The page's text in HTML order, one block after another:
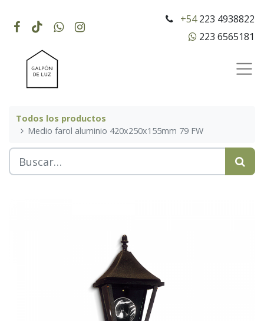
+54223 4938822
223 6565181
Todos los productos
Medio farol aluminio 420x250x155mm 79 FW